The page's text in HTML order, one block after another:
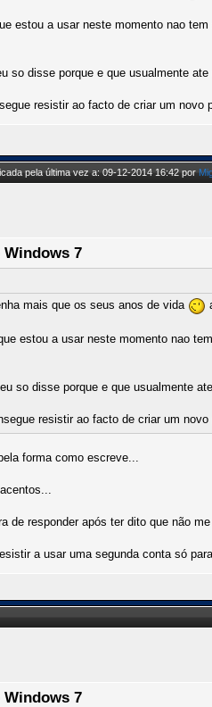
estou a usar neste momento nao
so disse porque e que usualmente ate
resistir ao facto de criar um novo
pela última vez a: 09-12-2014 16:42 por
7
mais que os seus anos de vida
estou a usar neste momento nao
so disse porque e que usualmente
resistir ao facto de criar um
forma como escreve...
de responder após ter dito que não
a usar uma segunda conta só
7